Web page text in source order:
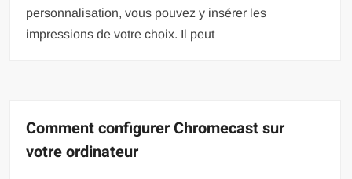
personnalisation, vous pouvez y insérer les
impressions de votre choix. Il peut
Comment configurer Chromecast sur
votre ordinateur